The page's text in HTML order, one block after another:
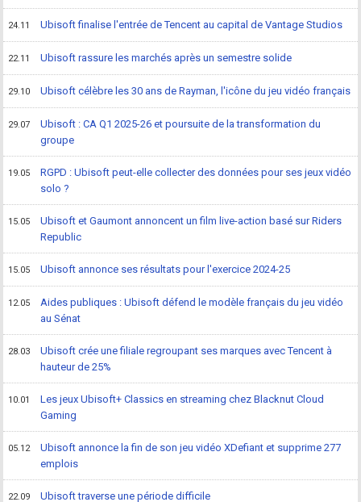
24.11 Ubisoft finalise l'entrée de Tencent au capital de Vantage Studios
22.11 Ubisoft rassure les marchés après un semestre solide
29.10 Ubisoft célèbre les 30 ans de Rayman, l'icône du jeu vidéo français
29.07
Ubisoft : CA Q1 2025-26 et poursuite de la transformation du
groupe
19.05
RGPD : Ubisoft peut-elle collecter des données pour ses jeux vidéo
solo ?
15.05
Ubisoft et Gaumont annoncent un film live-action basé sur Riders
Republic
15.05 Ubisoft annonce ses résultats pour l'exercice 2024-25
12.05
Aides publiques : Ubisoft défend le modèle français du jeu vidéo
au Sénat
28.03
Ubisoft crée une filiale regroupant ses marques avec Tencent à
hauteur de 25%
10.01
Les jeux Ubisoft+ Classics en streaming chez Blacknut Cloud
Gaming
05.12
Ubisoft annonce la fin de son jeu vidéo XDefiant et supprime 277
emplois
22.09 Ubisoft traverse une période difficile